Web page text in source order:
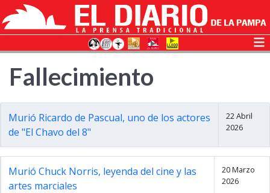
Fallecimiento
Murió Ricardo de Pascual, uno de los actores
de "El Chavo del 8"
22 Abril
2026
Murió Chuck Norris, leyenda del cine y las
artes marciales
20 Marzo
2026